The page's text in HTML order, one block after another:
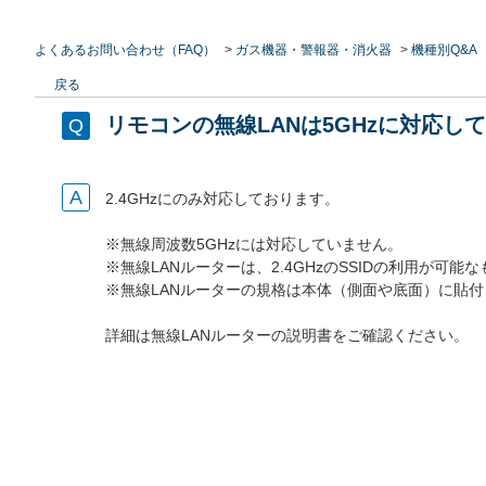
よくあるお問い合わせ（FAQ） > ガス機器・警報器・消火器 > 機種別Q&A
戻る
リモコンの無線LANは5GHzに対応し
2.4GHzにのみ対応しております。
※無線周波数5GHzには対応していません。
※無線LANルーターは、2.4GHzのSSIDの利用が可能な
※無線LANルーターの規格は本体（側面や底面）に貼
詳細は無線LANルーターの説明書をご確認ください。